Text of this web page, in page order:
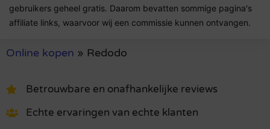
gebruikers geheel gratis. Daarom bevatten sommige pagina's
affiliate links, waarvoor wij een commissie kunnen ontvangen.
Online kopen » Redodo
Betrouwbare en onafhankelijke reviews
Echte ervaringen van echte klanten